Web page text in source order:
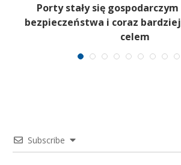
Porty stały się
bezpieczeństwa i coraz
celem
Subscribe